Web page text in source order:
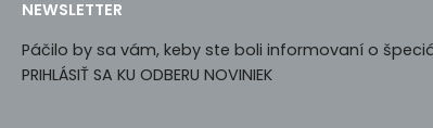
NEWSLETTER
Páčilo by sa vám, keby ste boli informovaní o
PRIHLÁSIŤ SA KU ODBERU NOVINIEK